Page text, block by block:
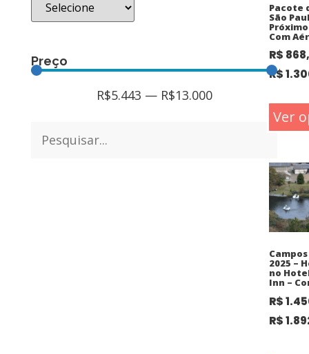
Preço
R$5.443 — R$13.000
Pacote
São
Com
R$
R$
Ver
2025 –
no
Inn –
R$
R$